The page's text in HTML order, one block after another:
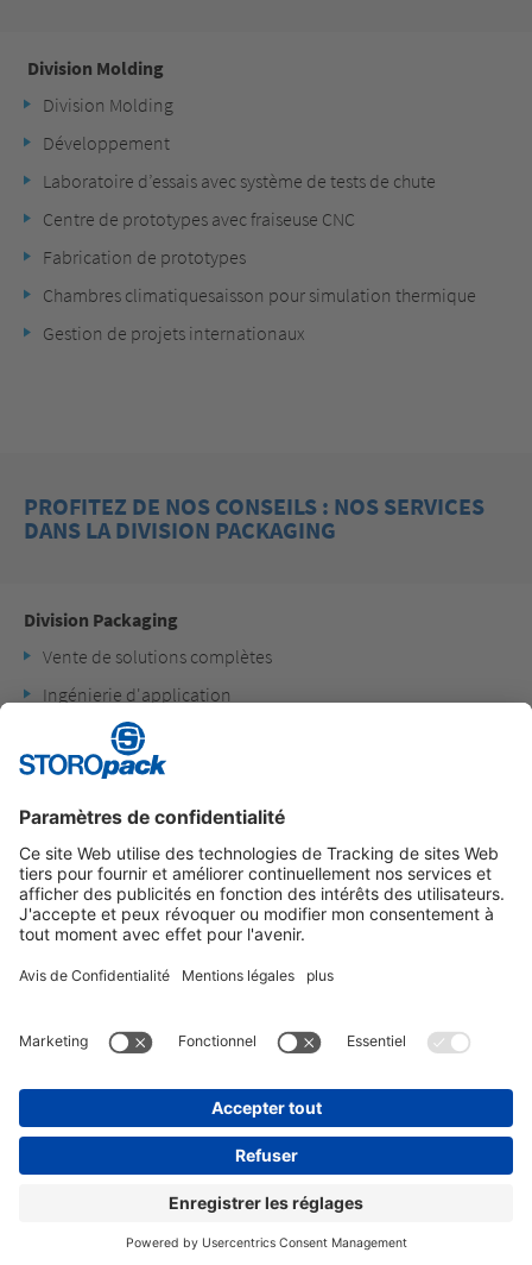
Division Molding
Division Molding
Développement
Laboratoire d’essais avec système de tests de chute
Centre de prototypes avec fraiseuse CNC
Fabrication de prototypes
Chambres climatiquesaisson pour simulation thermique
Gestion de projets internationaux
PROFITEZ DE NOS CONSEILS : NOS SERVICES
DANS LA DIVISION PACKAGING
Division Packaging
Vente de solutions complètes
Ingénierie d'application
Conseil en produit
Instagram LinkedIn Vimeo
YouTube Glassdoor
MENTIONS LÉGALES
GENERAL TERMS OF BUSINESS
PROTECTION DES DONNÉES